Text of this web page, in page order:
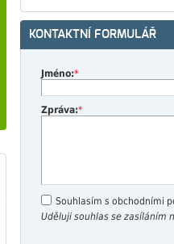
KONTAKTNÍ FORMULÁŘ
Jméno:*
Zpráva:*
Souhlasím s obchodními
Uděluji souhlas se zasíláním